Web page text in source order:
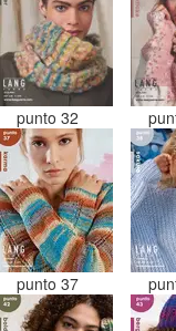
punto 32
punto 37